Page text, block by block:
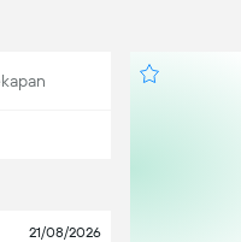
21/08/2026